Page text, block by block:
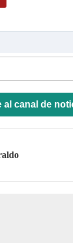
al canal de